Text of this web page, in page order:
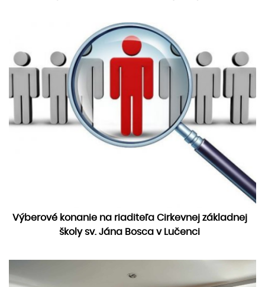
Výberové konanie na riaditeľa Cirkevnej základnej
školy sv. Jána Bosca v Lučenci